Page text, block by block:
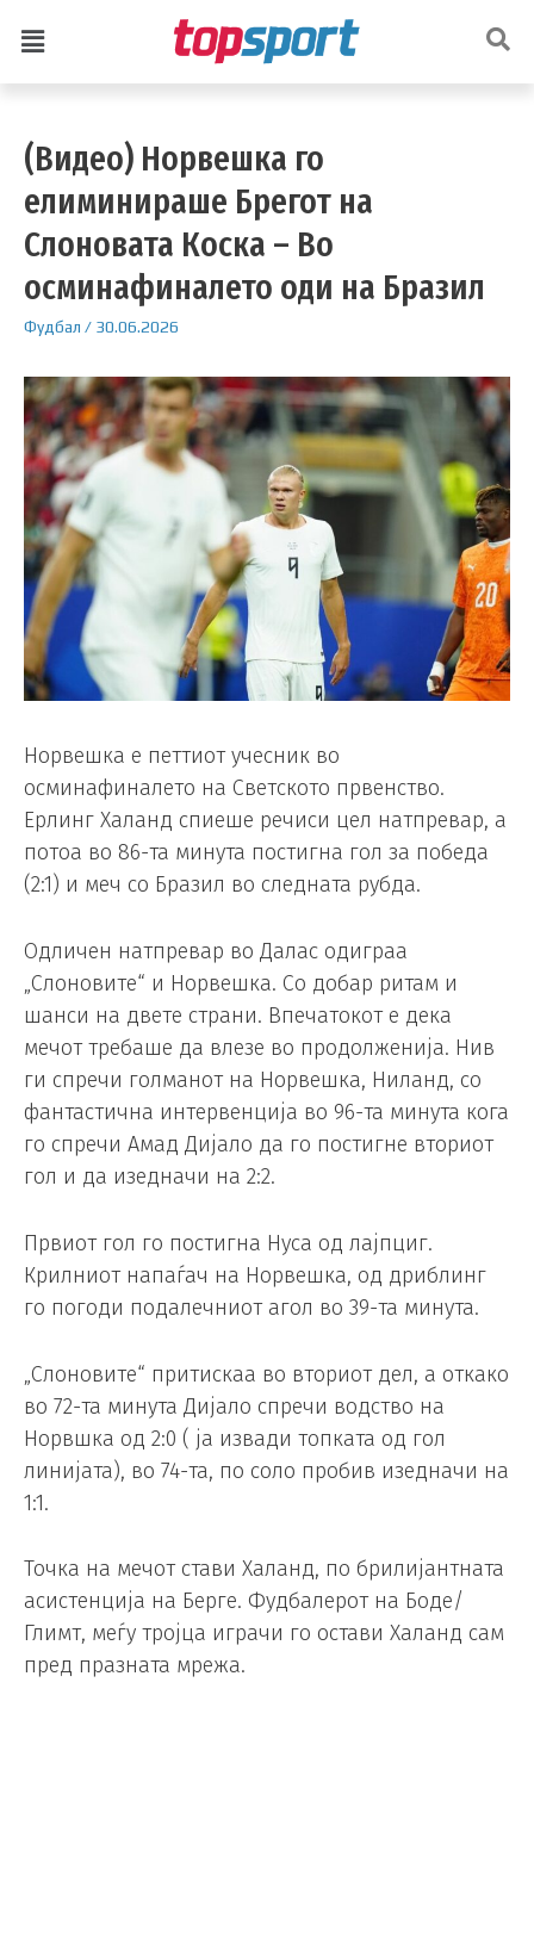
(Видео) Норвешка го
елиминираше Брегот на
Слоновата Коска – Во
осминафиналето оди на Бразил
Фудбал / 30.06.2026
Норвешка е петтиот учесник во
осминафиналето на Светското првенство.
Ерлинг Хaланд спиеше речиси цел натпревар, а
потоа во 86-та минута постигна гол за победа
(2:1) и меч со Бразил во следната рубда.
Одличен натпревар во Далас одиграа
„Слоновите“ и Норвешка. Со добар ритам и
шанси на двете страни. Впечатокот е дека
мечот требаше да влезе во продолженија. Нив
ги спречи голманот на Норвешка, Ниланд, со
фантастична интервенција во 96-та минута кога
го спречи Амад Дијало да го постигне вториот
гол и да изедначи на 2:2.
Првиот гол го постигна Нуса од лајпциг.
Крилниот напаѓач на Норвешка, од дриблинг
го погоди подалечниот агол во 39-та минута.
„Слоновите“ притискаа во вториот дел, а откако
во 72-та минута Дијало спречи водство на
Норвшка од 2:0 ( ја извади топката од гол
линијата), во 74-та, по соло пробив изедначи на
1:1.
Точка на мечот стави Халанд, по брилијантната
асистенција на Берге. Фудбалерот на Боде/
Глимт, меѓу тројца играчи го остави Халанд сам
пред празната мрежа.